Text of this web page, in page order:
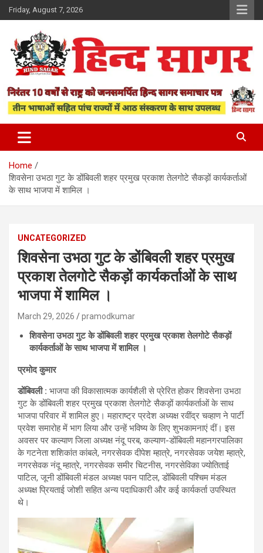
Skip
to
Friday, August 7, 2026
Hind Sagar
Home
शिवसेना उभठा गुट के डोंबिवली शहर प्रमुख प्रकाश तेलगोटे सैकड़ों कार्यकर्ताओं
के साथ भाजपा में शामिल ।
UNCATEGORIZED
शिवसेना उभठा गुट के डोंबिवली शहर प्रमुख
प्रकाश तेलगोटे सैकड़ों कार्यकर्ताओं के साथ
भाजपा में शामिल ।
March 29, 2026 pramodkumar
शिवसेना उभठा गुट के डोंबिवली शहर प्रमुख प्रकाश तेलगोटे सैकड़ों
कार्यकर्ताओं के साथ भाजपा में शामिल ।
प्रमोद कुमार
डोंबिवली : भाजपा की विकासात्मक कार्यशैली से प्रेरित होकर शिवसेना उभठा
गुट के डोंबिवली शहर प्रमुख प्रकाश तेलगोटे सैकड़ों कार्यकर्ताओं के साथ
भाजपा परिवार में शामिल हुए। महाराष्ट्र प्रदेश अध्यक्ष रवींद्र चव्हाण ने पार्टी
प्रवेश समारोह में भाग लिया और उन्हें भविष्य के लिए शुभकामनाएं दीं। इस
अवसर पर कल्याण जिला अध्यक्ष नंदू परब, कल्याण-डोंबिवली महानगरपालिका
के गटनेता शशिकांत कांबले, नगरसेवक दीपेश म्हात्रे, नगरसेवक जयेश म्हात्रे,
नगरसेवक नंदू म्हात्रे, नगरसेवक समीर चिटनीस, नगरसेविका ज्योतिताई
पाटिल, जूनी डोंबिवली मंडल अध्यक्ष पवन पाटिल, डोंबिवली पश्चिम मंडल
अध्यक्ष प्रियताई जोशी सहित अन्य पदाधिकारी और कई कार्यकर्ता उपस्थित
थे।